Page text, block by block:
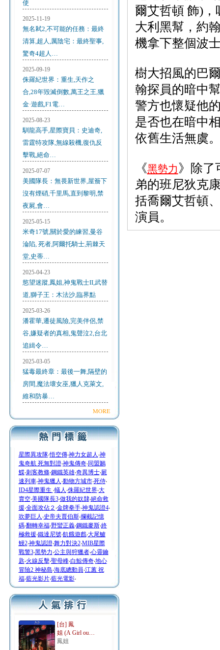
使
2025-11-19
無名弒2,不可能的任務：最終
清算,超人,厲陰宅：最終聖事,
驚奇4超人…
2025-09-19
侏羅紀世界：重生,天作之
合,28年毀滅倒數,萬王之王,獵
金·遊戲,F1電…
2025-08-23
馴龍高手,星際寶貝：史迪奇,
雷霆特攻隊,無線殺機,復仇反
擊戰,絕命…
2025-07-07
美國隊長：無畏新世界,屋簷下
沒有煙硝,千里馬,直到黎明,禁
夜屍,會…
2025-05-15
米奇17號,關於愛的練習,曼谷
淪陷, 死者,阿爾托騎士,荊棘天
堂,史蒂…
2025-04-23
慾望迷蹤,鳳姐,神鬼戰士II,武替
道,獅子王：木法沙,臨界點
2025-03-26
潘霍華,遷徒風險,完美伴侶,禁
谷,嫌疑者的真相,鬼聲泣2,台北
追緝令…
2025-03-05
猛毒最終章：最後一舞,隔壁的
房間,魔法壞女巫,獵人克萊文,
維和防暴…
MORE
星際異攻隊‧悟空傳‧神力女超人 ‧神
鬼奇航 死無對證‧神鬼傳奇‧同盟鶼
鰈‧刺客教條‧鋼鐵英雄‧奇異博士‧屍
速列車‧神鬼獵人 ‧動物方城市‧死侍‧
ID4星際重生 ‧蟻人 ‧侏羅紀世界‧大
賣空‧美國隊長3‧做我的奴隸‧絕命救
援‧全面攻佔２ ‧金牌拳手‧神鬼認證4‧
吹夢巨人 ‧史帝夫賈伯斯‧攔截記憶
碼‧翻轉幸福‧野蠻正義‧鋼鐵麥斯‧終
極救援‧鐵達尼號‧飢餓遊戲‧大尾鱸
鰻2‧神鬼認證‧舞力對決2‧MIB星際
戰警3‧黑勢力‧公主與狩獵者‧心靈鑰
匙‧火線反擊‧聖母峰‧白鯨傳奇‧地心
冒險2 神秘島‧海底總動員‧江蕙 祝
福‧藍光影片‧藍光電影‧
[台] 鳳
姐 (A Girl ou…
鳳姐
爾艾哲頓 飾)
大利黑幫，約
機拿下整個波
樹大招風的巴
翰探員的暗中
警方也懷疑他
是否也在暗中
依舊生活無虞
《黑勢力 》除了
弟的班尼狄克
括喬爾艾哲頓
演員。